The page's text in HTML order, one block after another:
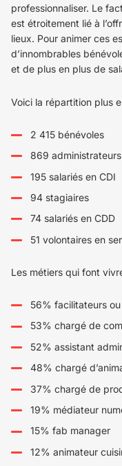
professionnaliser. Le
est étroitement lié à
lieux. Pour animer ces
d’innombrables
et de plus en plus de
Voici la répartition plus
2 415 bénévoles
869 administrateurs
195 salariés en CDI
94 stagiaires
74 salariés en CDD
51 volontaires en
Les métiers qui font
56% facilitateurs
53% chargé de
52% assistant
48% chargé
37% chargé de
19% médiateur
15% fab manager
12% animateur